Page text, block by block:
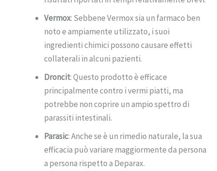
Vermox: Sebbene Vermox sia un farmaco ben
noto e ampiamente utilizzato, i suoi
ingredienti chimici possono causare effetti
collaterali in alcuni pazienti.
Droncit: Questo prodotto è efficace
principalmente contro i vermi piatti, ma
potrebbe non coprire un ampio spettro di
parassiti intestinali.
Parasic: Anche se è un rimedio naturale, la sua
efficacia può variare maggiormente da persona
a persona rispetto a Deparax.